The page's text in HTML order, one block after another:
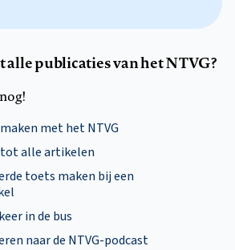
alle publicaties van het NTVG?
met het NTVG
alle artikelen
toets maken bij een
in de bus
naar de NTVG-podcast